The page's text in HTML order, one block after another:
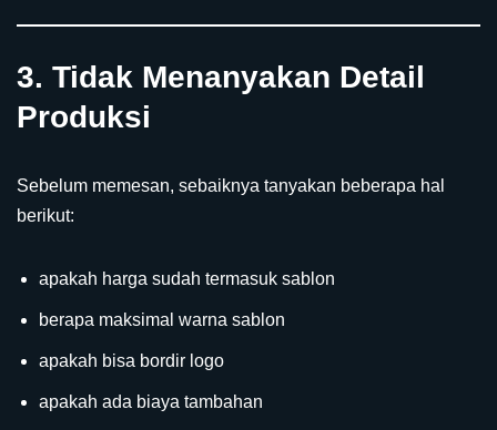
3. Tidak Menanyakan Detail
Produksi
Sebelum memesan, sebaiknya tanyakan beberapa hal
berikut:
apakah harga sudah termasuk sablon
berapa maksimal warna sablon
apakah bisa bordir logo
apakah ada biaya tambahan